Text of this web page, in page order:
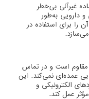
غیرآلی بی‌خطر
دارویی به‌طور
را برای استفاده در
مقاوم است و در تماس
عمده‌ای نمی‌کند. این
الکترونیکی و
عمل کند.